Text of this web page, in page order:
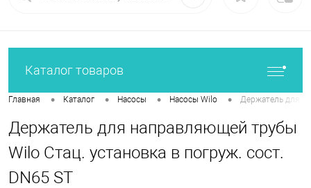
Каталог товаров
Главная • Каталог • Насосы • Насосы Wilo • Держатель для
Держатель для направляющей трубы
Wilo Стац. установка в погруж. сост.
DN65 ST